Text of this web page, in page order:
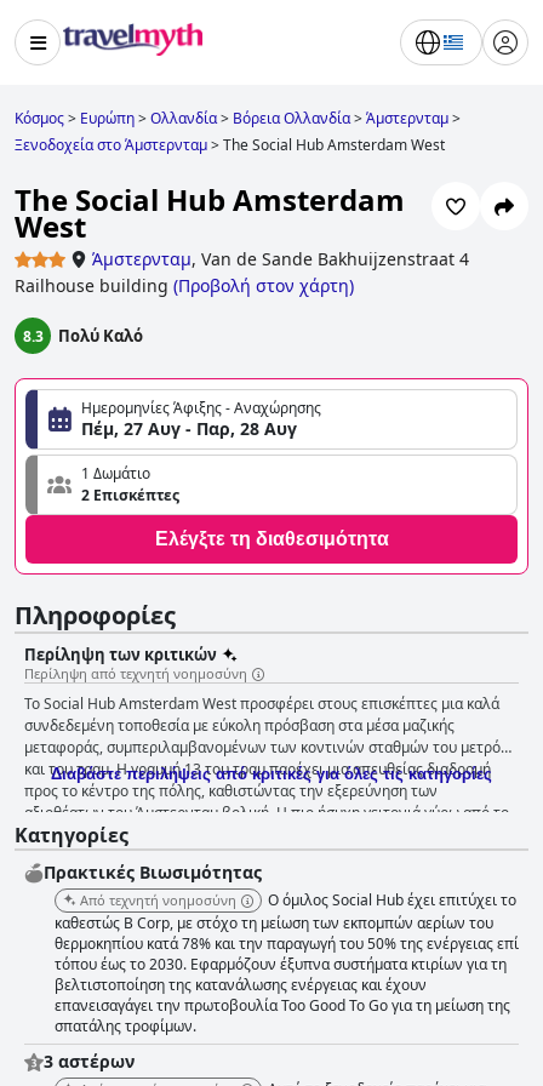
Κόσμος> Ευρώπη>Ολλανδία> Βόρεια Ολλανδία>Άμστερνταμ>
Ξενοδοχεία στο Άμστερνταμ>The Social Hub Amsterdam West
The Social Hub Amsterdam
West
Άμστερνταμ, Van de Sande Bakhuijzenstraat 4
Railhouse building (Προβολή στον χάρτη)
8.3 Πολύ Καλό
Ημερομηνίες Άφιξης - Αναχώρησης
Πέμ, 27 Αυγ - Παρ, 28 Αυγ
1 Δωμάτιο
2 Επισκέπτες
Ελέγξτε τη διαθεσιμότητα
Πληροφορίες
Περίληψη των κριτικών
Περίληψη από τεχνητή νοημοσύνη
Το Social Hub Amsterdam West προσφέρει στους επισκέπτες μια καλά
συνδεδεμένη τοποθεσία με εύκολη πρόσβαση στα μέσα μαζικής
μεταφοράς, συμπεριλαμβανομένων των κοντινών σταθμών του μετρό
και του τραμ. Η γραμμή 13 του τραμ παρέχει μια απευθείας διαδρομή
προς το κέντρο της πόλης, καθιστώντας την εξερεύνηση των
αξιοθέατων του Άμστερνταμ βολική. Η πιο ήσυχη γειτονιά γύρω από το
ξενοδοχείο προσφέρει μια χαλαρή ατμόσφαιρα, ενισχυμένη από
σύγχρονες εγκαταστάσεις, όπως ενοικιάσεις ποδηλάτων και ζωντανούς
κοινόχρηστους χώρους. Η εγγύτητα του ξενοδοχείου με τις
συγκοινωνιακές συνδέσεις διασφαλίζει ότι όλα τα μέρη του Άμστερνταμ
είναι εύκολα προσβάσιμα. Η εμπειρία πρωινού στο The Social Hub
Amsterdam West γενικά λαμβάνει θετικά σχόλια, επαινείται για τις
πλούσιες και ποικίλες επιλογές του, συμπεριλαμβανομένων φρέσκων
φρούτων, κρουασάν, αυγών και μπέικον. Το εξαιρετικό προσωπικό
πρωινού και μια χαλαρή ατμόσφαιρα ενισχύουν περαιτέρω την
εμπειρία. Ωστόσο, ορισμένοι επισκέπτες θεώρησαν ότι το πρωινό ήταν
υπερτιμημένο με περιορισμένες επιλογές για vegans και περιστασιακά
προβλήματα με τον ανεφοδιασμό και την ποιότητα των τροφίμων. Οι
Διαβάστε περιλήψεις από κριτικές για όλες τις κατηγορίες
Κατηγορίες
Πρακτικές Bιωσιμότητας
Από τεχνητή νοημοσύνη
Ο όμιλος Social Hub έχει επιτύχει το
καθεστώς B Corp, με στόχο τη μείωση των εκπομπών αερίων του
θερμοκηπίου κατά 78% και την παραγωγή του 50% της ενέργειας επί
τόπου έως το 2030. Εφαρμόζουν έξυπνα συστήματα κτιρίων για τη
βελτιστοποίηση της κατανάλωσης ενέργειας και έχουν
επανεισαγάγει την πρωτοβουλία Too Good To Go για τη μείωση της
σπατάλης τροφίμων.
3 αστέρων